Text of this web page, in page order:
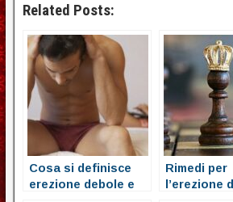
Related Posts:
Cosa si definisce
erezione debole e
Rimedi per
l’erezione